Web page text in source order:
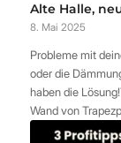
Alte Halle,
8. Mai 2025
Probleme mit
oder die
haben die
Wand von